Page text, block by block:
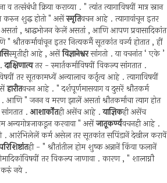
तत्संबंधी क्रिया कराव्या . " त्यांत त्यागाविषयीं मात्र स्नान
करुन शुद्ध होतो " असेंस्मृतिवचन आहे . त्यागावांचून इतर
असतां , श्राद्धभोजन केलें असतां , आणि आपण प्रवासादिकांत
इतर नित्यकर्मै सूतकांत वर्ज्य होतात , हीं
स्मृतीही आहे , असेंविज्ञानेश्वरसांगतो . या वचनांत ‘ एके ’
.दाक्षिणात्यतर - स्मार्तकर्माविषयीं विकल्प सांगतात .
तर सूतकामध्यें अन्यालाच कर्तृत्व आहे . त्यागाविषयीं
हारीतवचन आहे . " दर्शपूर्णमासयाग व दुसरें श्रौतकर्म
" जनन व मरण झालें असतां श्रौतकर्माचा त्याग होत
.आशार्कोंतही असेंच आहे .याज्ञिकही असेंच
अन्यगोत्रजाकडून करवावा " असेंजातूकर्ण्यवचनही आहे .
. आरंभिलेलें कर्म असेल तर सूतकांत सपिंडानें देखील करावें
ही - " श्रौतांतील होम शुष्क अन्नानें किंवा फलानें
तर विकल्प जाणावा . कारण , " शालाग्नौ
करुं नये .